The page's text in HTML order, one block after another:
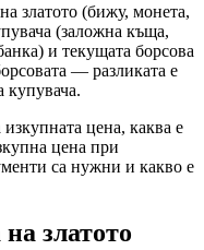
златото (бижу, монета,
(заложна къща,
и текущата борсова
— разликата е
купувача.
цена, каква е
цена при
са нужни и какво е
златото